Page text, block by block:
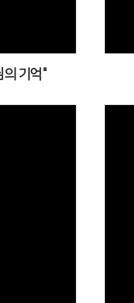
의 기억"